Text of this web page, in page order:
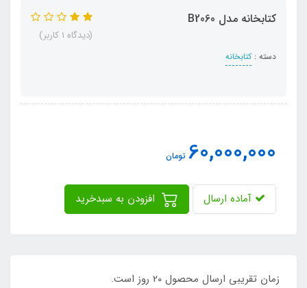
کتابخانه مدل B2060
دسته :کتابخانه
(دیدگاه 1 کاربر)
60,000,000 تومان
آماده ارسال
زمان تقریبی ارسال محصول 20 روز است.